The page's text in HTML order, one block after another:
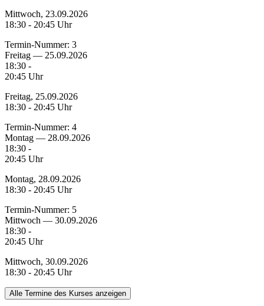
Mittwoch, 23.09.2026
18:30 - 20:45 Uhr
Termin-Nummer: 3
Freitag — 25.09.2026
18:30 -
20:45 Uhr
Freitag, 25.09.2026
18:30 - 20:45 Uhr
Termin-Nummer: 4
Montag — 28.09.2026
18:30 -
20:45 Uhr
Montag, 28.09.2026
18:30 - 20:45 Uhr
Termin-Nummer: 5
Mittwoch — 30.09.2026
18:30 -
20:45 Uhr
Mittwoch, 30.09.2026
18:30 - 20:45 Uhr
Alle Termine des Kurses anzeigen